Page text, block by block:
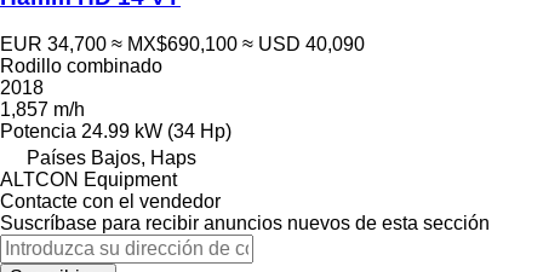
EUR 34,700 ≈ MX$690,100 ≈ USD 40,090
Rodillo combinado
2018
1,857 m/h
Potencia 24.99 kW (34 Hp)
Países Bajos, Haps
ALTCON Equipment
Contacte con el vendedor
Suscríbase para recibir anuncios nuevos de esta sección